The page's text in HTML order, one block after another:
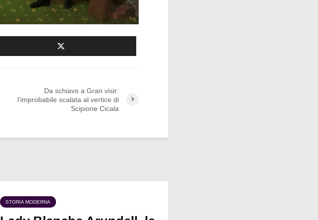
Da schiavo a Gran visir:
l’improbabile scalata al vertice di
Scipione Cicala
STORIA MODERNA